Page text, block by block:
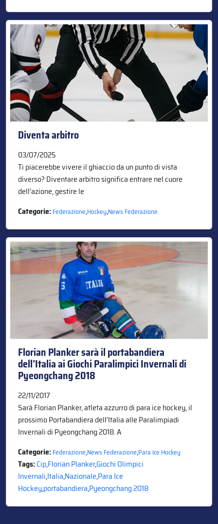
Diventa arbitro
03/07/2025
Ti piacerebbe vivere il ghiaccio da un punto di vista
diverso? Diventare arbitro significa entrare nel cuore
dell’azione, gestire le
Categorie:Federazione,Hockey,News Federazione
Florian Planker sarà il portabandiera
dell’Italia ai Giochi Paralimpici Invernali di
Pyeongchang 2018
22/11/2017
Sarà Florian Planker, atleta azzurro di para ice hockey, il
prossimo Portabandiera dell’Italia alle Paralimpiadi
Invernali di Pyeongchang 2018. A
Categorie:Federazione,News Federazione,Para Ice Hockey
Tags:Cip,Florian Planker,Giochi Olimpici
Invernali,Italia,Nazionale,Para Ice
Hockey,portabandiera,Pyeongchang 2018